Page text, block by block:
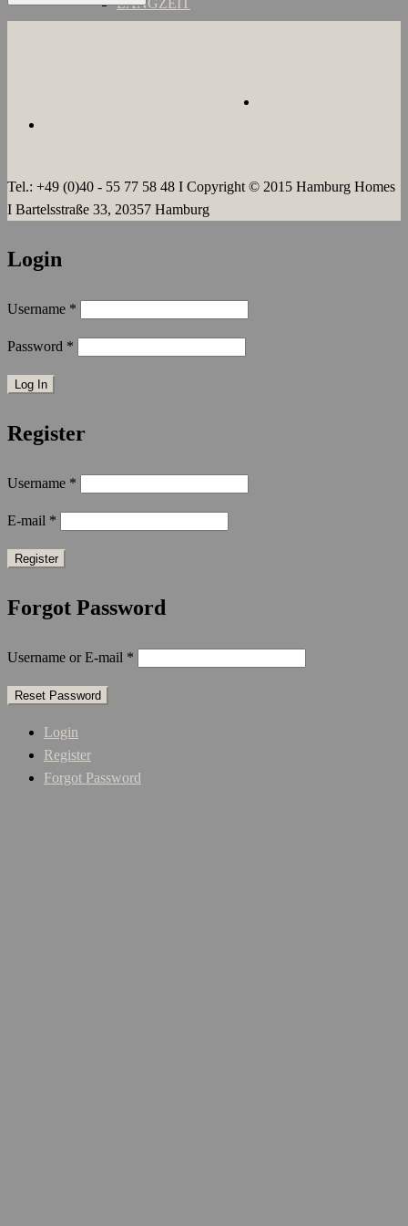
LANGZEIT
Tel.: +49 (0)40 - 55 77 58 48 I Copyright © 2015 Hamburg Homes
I Bartelsstraße 33, 20357 Hamburg
Login
Username *
Password *
Register
Username *
E-mail *
Forgot Password
Username or E-mail *
Login
Register
Forgot Password